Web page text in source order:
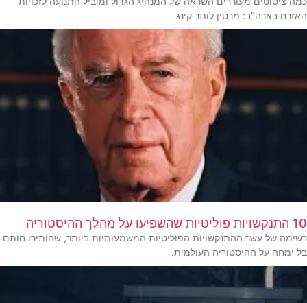
האזרח בארה"ב: מרטין לותר קינג
10 התנקשויות פוליטיות שהשפיעו על מהלך ההיסטוריה
רשימה של עשר ההתנקשויות הפוליטיות המשמעותיות ביותר, שהותירו חותם
בל ימחה על ההיסטוריה העולמית.